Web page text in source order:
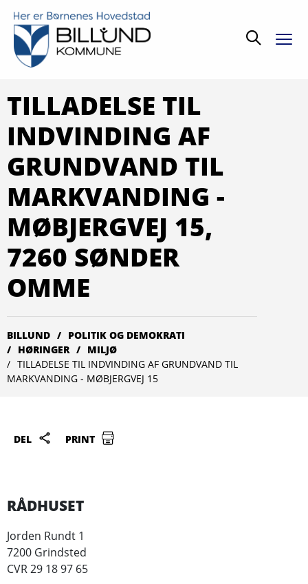
Søg
TILLADELSE TIL
INDVINDING AF
GRUNDVAND TIL
MARKVANDING -
MØBJERGVEJ 15,
7260 SØNDER
OMME
BILLUND
POLITIK OG DEMOKRATI
HØRINGER
MILJØ
TILLADELSE TIL INDVINDING AF GRUNDVAND TIL
MARKVANDING - MØBJERGVEJ 15
DEL PRINT
RÅDHUSET
Jorden Rundt 1
7200 Grindsted
CVR 29 18 97 65